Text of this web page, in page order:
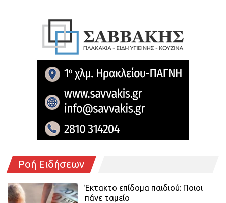
Ροή Ειδήσεων
Έκτακτο επίδομα παιδιού: Ποιοι
πάνε ταμείο